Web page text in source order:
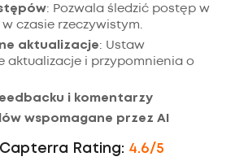
: Pozwala śledzić postęp w
czasie rzeczywistym.
aktualizacje: Ustaw
aktualizacje i przypomnienia o
i komentarzy
wspomagane przez AI
Rating: 4.6/5